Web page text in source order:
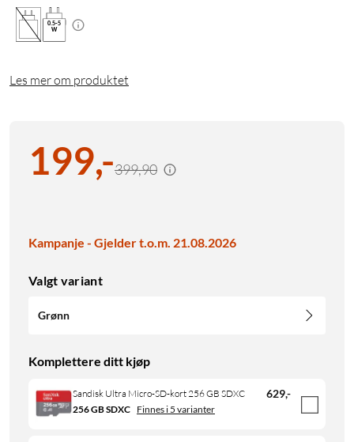
0.5-5
W
Les mer om produktet
199,-399,90
Kampanje - Gjelder t.o.m. 21.08.2026
Valgt variant
Grønn
Komplettere ditt kjøp
Sandisk Ultra Micro-SD-kort 256 GB SDXC 629,-
256 GB SDXC Finnes i 5 varianter